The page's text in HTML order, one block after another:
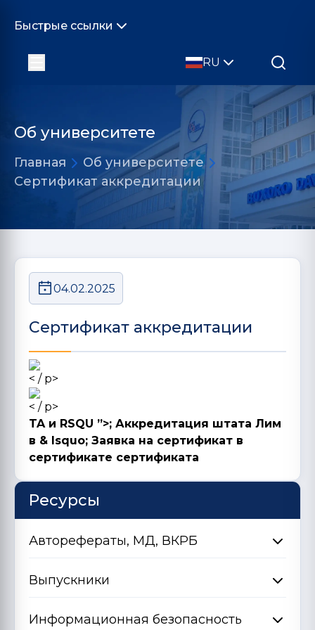
Быстрые ссылки
RU
Об университете
Главная
Об университете
Сертификат аккредитации
04.02.2025
Сертификат аккредитации
< / p>
< / p>
TA и RSQU ”>; Аккредитация штата Лим
в & lsquo; Заявка на сертификат в
сертификате сертификата
Ресурсы
Авторефераты, МД, ВКРБ
Выпускники
Информационная безопасность